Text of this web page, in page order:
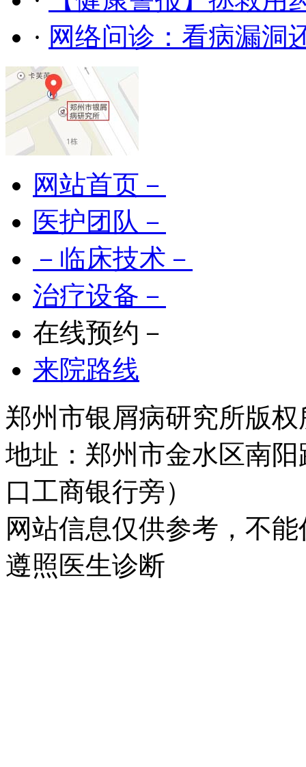
· 网络问诊：看病漏洞
网站首页－
医护团队－
－临床技术－
治疗设备－
在线预约－
来院路线
郑州市银屑病研究所版权
地址：郑州市金水区南
口工商银行旁）
网站信息仅供参考，不
遵照医生诊断